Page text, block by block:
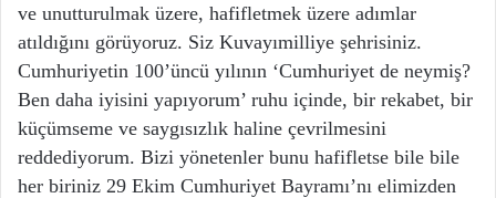
ve unutturulmak üzere, hafifletmek üzere adımlar
atıldığını görüyoruz. Siz Kuvayımilliye şehrisiniz.
Cumhuriyetin 100’üncü yılının ‘Cumhuriyet de neymiş?
Ben daha iyisini yapıyorum’ ruhu içinde, bir rekabet, bir
küçümseme ve saygısızlık haline çevrilmesini
reddediyorum. Bizi yönetenler bunu hafifletse bile bile
her biriniz 29 Ekim Cumhuriyet Bayramı’nı elimizden